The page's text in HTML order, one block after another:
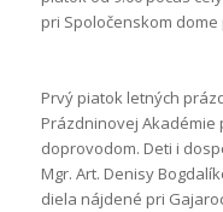
pri Spoločenskom
Prvý piatok letných
Prázdninovej Akadémie
doprovodom. Deti i
Mgr. Art. Denisy
diela nájdené pri